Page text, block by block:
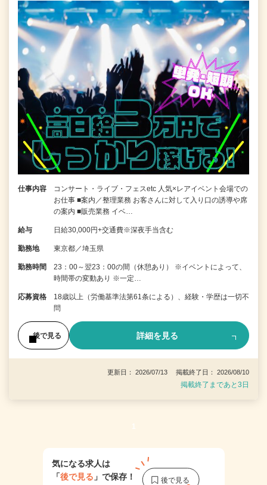
仕事内容
コンサート・ライブ・フェスetc 人気×レアイベント会場での
お仕事 ■案内／整理業務 お客さんに対して入り口の誘導や席
の案内 ■販売業務 イベ…
給与 日給30,000円+交通費※深夜手当含む
勤務地 東京都／埼玉県
勤務時間
23：00～翌23：00の間（休憩あり） ※イベントによって、
時間帯の変動あり ※一定…
応募資格
18歳以上（労働基準法第61条による）、経験・学歴は一切不
問
後で見る 詳細を見る
更新日： 2026/07/13 掲載終了日： 2026/08/10
掲載終了まであと3日
1
気になる求人は
「後で見る 」で保存！